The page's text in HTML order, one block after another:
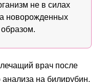
не в силах
новорожденных
врач после
анализа на билирубин.